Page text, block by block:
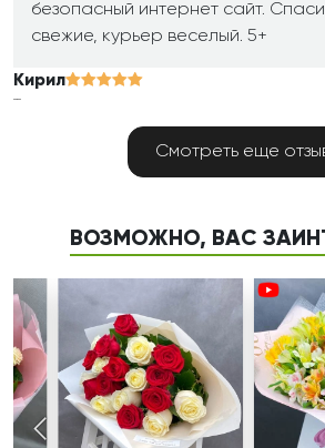
безопасный интернет сайт.
свежие, курьер веселый. 5+
Кирил
Все хорошо. Быстрая доставка.
Сергей
Заказал дочери на день
медвежонок плюшевый и торт.
доволен. Так как у меня не
присутствовать на день
исправила ситуацию. Спасибо.
Смотреть еще
ВОЗМОЖНО, ВАС